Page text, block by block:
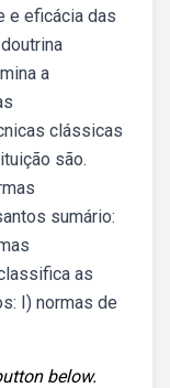
e eficácia das
a
clássicas
são.
sumário:
as
I) normas de
below.